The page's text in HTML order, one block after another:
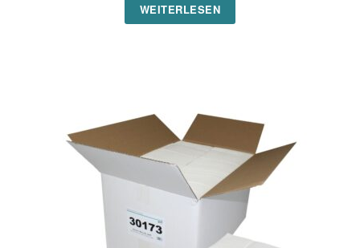
WEITERLESEN